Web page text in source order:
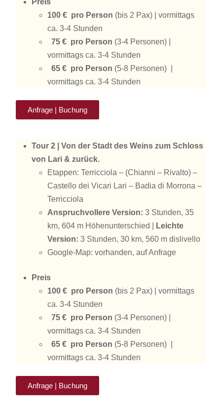
Preis
100 € pro Person (bis 2 Pax) | vormittags
ca. 3-4 Stunden
75 € pro Person (3-4 Personen) |
vormittags ca. 3-4 Stunden
65 € pro Person (5-8 Personen) |
vormittags ca. 3-4 Stunden
Anfrage | Buchung
Tour 2 | Von der Stadt des Weins zum Schloss
von Lari & zurück.
Etappen: Terricciola – (Chianni – Rivalto) –
Castello dei Vicari Lari – Badia di Morrona –
Terricciola
Anspruchvollere Version: 3 Stunden, 35
km, 604 m Höhenunterschied |
Leichte
Version: 3 Stunden, 30 km, 560 m dislivello
Google-Map: vorhanden, auf Anfrage
Preis
100 € pro Person (bis 2 Pax) | vormittags
ca. 3-4 Stunden
75 € pro Person (3-4 Personen) |
vormittags ca. 3-4 Stunden
65 € pro Person (5-8 Personen) |
vormittags ca. 3-4 Stunden
Anfrage | Buchung